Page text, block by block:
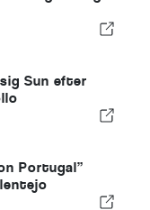
Sun efter
Portugal”